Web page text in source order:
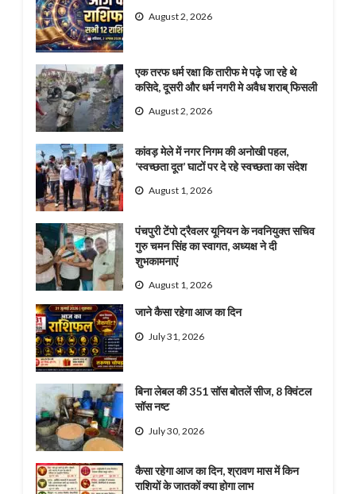
August 2, 2026
एक तरफ धर्म रक्षा कि तारीफ मे पढ़े जा रहे थे
कसिदे, दूसरी और धर्म नगरी मे अवैध शराब् फिसली
August 2, 2026
कांवड़ मेले में नगर निगम की अनोखी पहल,
‘स्वच्छता दूत’ घाटों पर दे रहे स्वच्छता का संदेश
August 1, 2026
पंचपुरी टेंपो ट्रैवलर यूनियन के नवनियुक्त सचिव
गुरु चमन सिंह का स्वागत, अध्यक्ष ने दी
शुभकामनाएं
August 1, 2026
जाने कैसा रहेगा आज का दिन
July 31, 2026
बिना लेबल की 351 सॉस बोतलें सीज, 8 क्विंटल
सॉस नष्ट
July 30, 2026
कैसा रहेगा आज का दिन, श्रावण मास में किन
राशियों के जातकों क्या होगा लाभ